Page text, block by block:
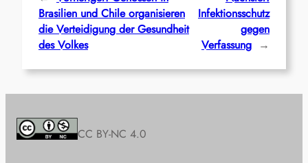
Brasilien und Chile organisieren
die Verteidigung der Gesundheit
des Volkes
Infektionsschutz
gegen
Verfassung →
CC BY-NC 4.0